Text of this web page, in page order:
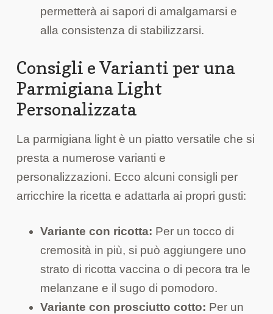
permetterà ai sapori di amalgamarsi e
alla consistenza di stabilizzarsi.
Consigli e Varianti per una
Parmigiana Light
Personalizzata
La parmigiana light è un piatto versatile che si
presta a numerose varianti e
personalizzazioni. Ecco alcuni consigli per
arricchire la ricetta e adattarla ai propri gusti:
Variante con ricotta: Per un tocco di
cremosità in più, si può aggiungere uno
strato di ricotta vaccina o di pecora tra le
melanzane e il sugo di pomodoro.
Variante con prosciutto cotto: Per un